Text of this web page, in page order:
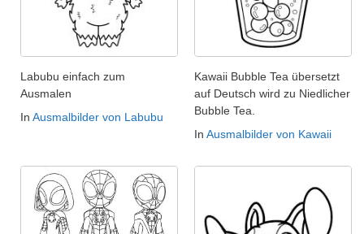
Labubu einfach zum
Ausmalen
In Ausmalbilder von Labubu
Kawaii Bubble Tea übersetzt
auf Deutsch wird zu Niedlicher
Bubble Tea.
In Ausmalbilder von Kawaii